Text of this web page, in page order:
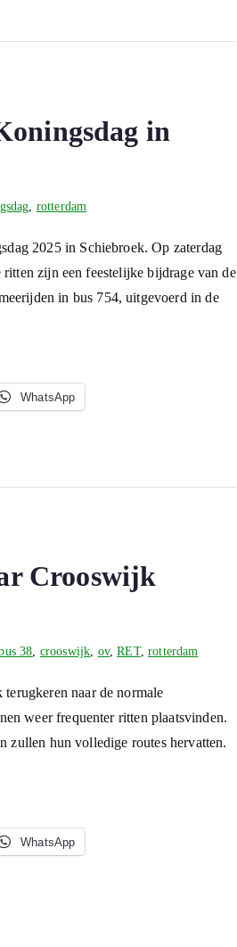
in
rotterdam
2025 in Schiebroek. Op zaterdag
zijn een feestelijke bijdrage van de
in bus 754, uitgevoerd in de
WhatsApp
Crooswijk
38 crooswijk ov,RET,rotterdam
naar de normale
weer frequenter ritten plaatsvinden.
zullen hun volledige routes hervatten.
WhatsApp